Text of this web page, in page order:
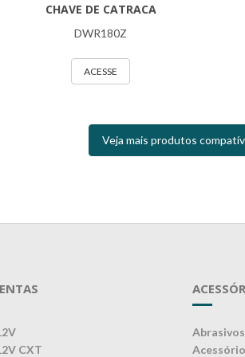
CHAVE DE CATRACA
DWR180Z
ACESSE
Veja mais produtos
CXT
Abrasivos